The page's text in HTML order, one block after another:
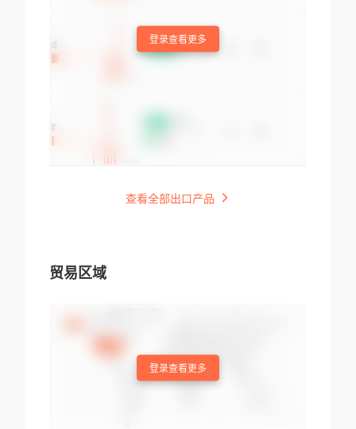
登录查看更多
查看全部出口产品
贸易区域
登录查看更多